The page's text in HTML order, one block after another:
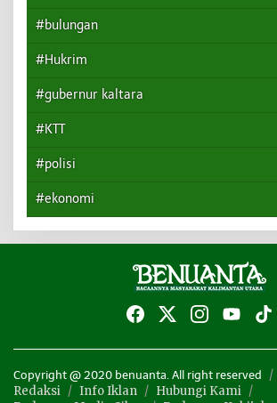
#bulungan
#Hukrim
#gubernur kaltara
#KTT
#polisi
#ekonomi
Copyright @ 2020 benuanta. All right reserved
Redaksi
Info Iklan
Hubungi Kami